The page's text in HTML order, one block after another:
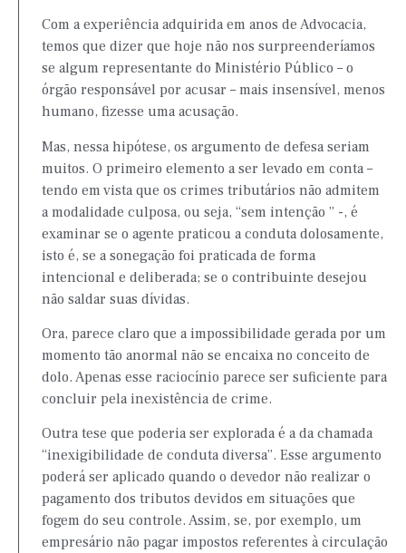
Com a experiência adquirida em anos de Advocacia,
temos que dizer que hoje não nos surpreenderíamos
se algum representante do Ministério Público – o
órgão responsável por acusar – mais insensível, menos
humano, fizesse uma acusação.
Mas, nessa hipótese, os argumento de defesa seriam
muitos. O primeiro elemento a ser levado em conta –
tendo em vista que os crimes tributários não admitem
a modalidade culposa, ou seja, “sem intenção ” -, é
examinar se o agente praticou a conduta dolosamente,
isto é, se a sonegação foi praticada de forma
intencional e deliberada; se o contribuinte desejou
não saldar suas dívidas.
Ora, parece claro que a impossibilidade gerada por um
momento tão anormal não se encaixa no conceito de
dolo. Apenas esse raciocínio parece ser suficiente para
concluir pela inexistência de crime.
Outra tese que poderia ser explorada é a da chamada
“inexigibilidade de conduta diversa”. Esse argumento
poderá ser aplicado quando o devedor não realizar o
pagamento dos tributos devidos em situações que
fogem do seu controle. Assim, se, por exemplo, um
empresário não pagar impostos referentes à circulação